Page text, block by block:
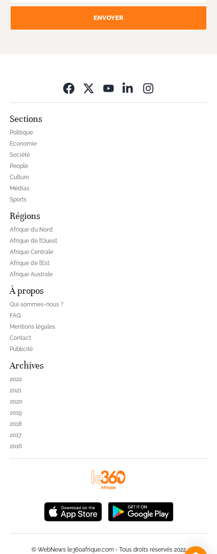
ENVOYER
Sections
Politique
Economie
Société
People
Culture
Médias
Sports
Régions
Afrique du Nord
Afrique de l’Ouest
Afrique Centrale
Afrique de l’Est
Afrique Australe
À propos
Qui sommes-nous ?
FAQ
Mentions légales
Contact
Publicité
Archives
2022
2021
2020
2019
2018
2017
2016
© WebNews le360afrique.com - Tous droits réservés 2022